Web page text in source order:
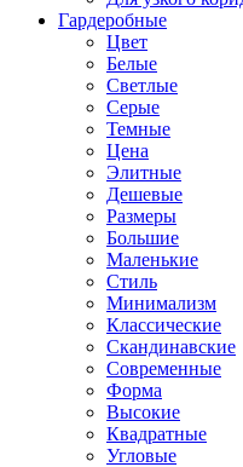
Гардеробные
Цвет
Белые
Светлые
Серые
Темные
Цена
Элитные
Дешевые
Размеры
Большие
Маленькие
Стиль
Минимализм
Классические
Скандинавские
Современные
Форма
Высокие
Квадратные
Угловые